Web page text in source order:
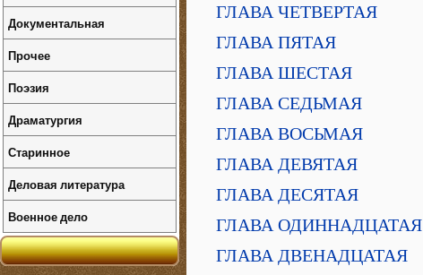
ГЛАВА ЧЕТВЕРТАЯ
ГЛАВА ПЯТАЯ
ГЛАВА ШЕСТАЯ
ГЛАВА СЕДЬМАЯ
ГЛАВА ВОСЬМАЯ
ГЛАВА ДЕВЯТАЯ
ГЛАВА ДЕСЯТАЯ
ГЛАВА ОДИННАДЦАТАЯ
ГЛАВА ДВЕНАДЦАТАЯ
Документальная
Прочее
Поэзия
Драматургия
Старинное
Деловая литература
Военное дело